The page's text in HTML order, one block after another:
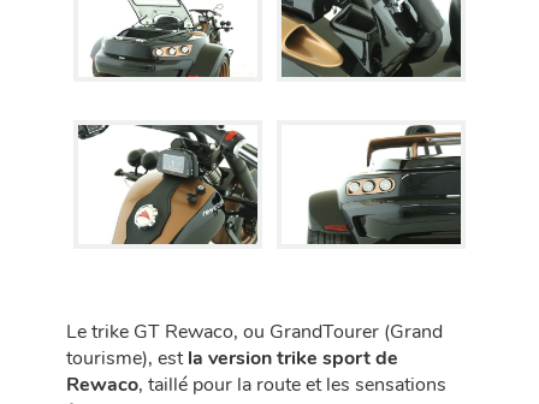
Le trike GT Rewaco, ou GrandTourer (Grand
tourisme), estla version trike sport de
Rewaco, taillé pour la route et les sensations